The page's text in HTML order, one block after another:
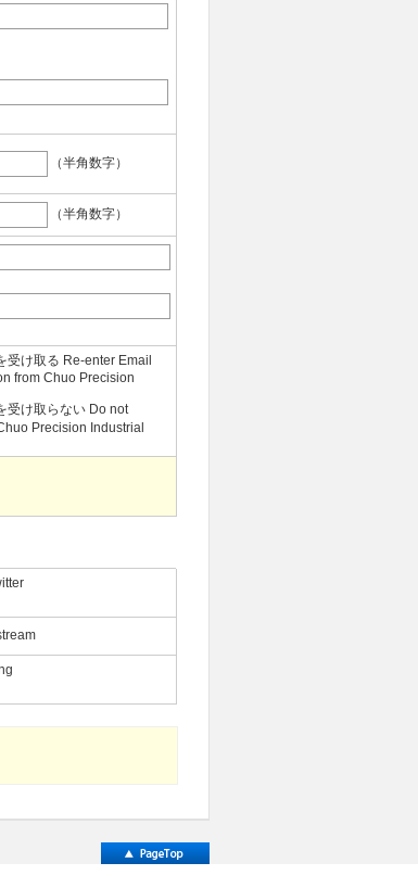
（半角数字）
（半角数字）
受け取る Re-enter Email
from Chuo Precision
受け取らない Do not
Precision Industrial